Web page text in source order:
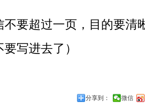
不要超过一页，目的要清
写进去了）
分享到： 微信